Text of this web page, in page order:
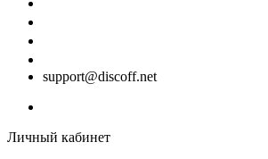
support@discoff.net
Личный кабинет